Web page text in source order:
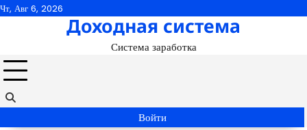
Перейти
Чт, Авг 6, 2026
Доходная система
Система заработка
Войти